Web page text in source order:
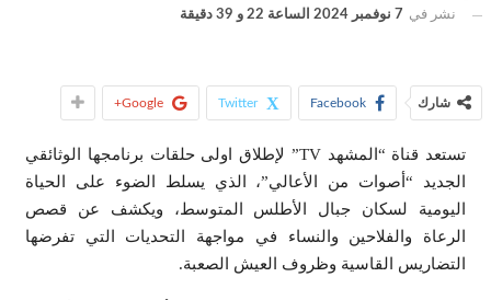
نشر في 7 نوفمبر 2024 الساعة 22 و 39 دقيقة
شارك Facebook
Twitter
Google+
تستعد قناة “المشهد TV” لإطلاق اولى حلقات برنامجها الوثائقي
الجديد “أصوات من الأعالي”، الذي يسلط الضوء على الحياة
اليومية لسكان جبال الأطلس المتوسط، ويكشف عن قصص
الرعاة والفلاحين والنساء في مواجهة التحديات التي تفرضها
التضاريس القاسية وظروف العيش الصعبة.